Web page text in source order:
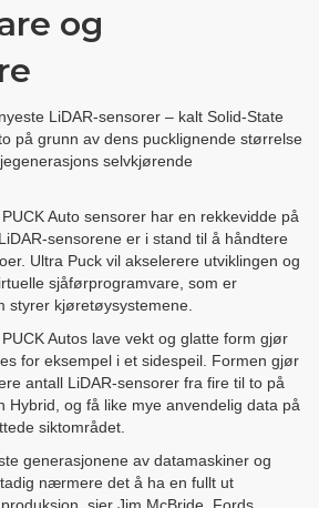
og
LiDAR-sensorer – kalt Solid-State
på grunn av dens pucklignende størrelse
selvkjørende
Auto sensorer har en rekkevidde på
sensorene er i stand til å håndtere
Ultra Puck vil akselerere utviklingen og
sjåførprogramvare, som er
styrer kjøretøysystemene.
Autos lave vekt og glatte form gjør
for eksempel i et sidespeil. Formen gjør
antall LiDAR-sensorer fra fire til to på
Hybrid, og få like mye anvendelig data på
siktområdet.
generasjonene av datamaskiner og
nærmere det å ha en fullt ut